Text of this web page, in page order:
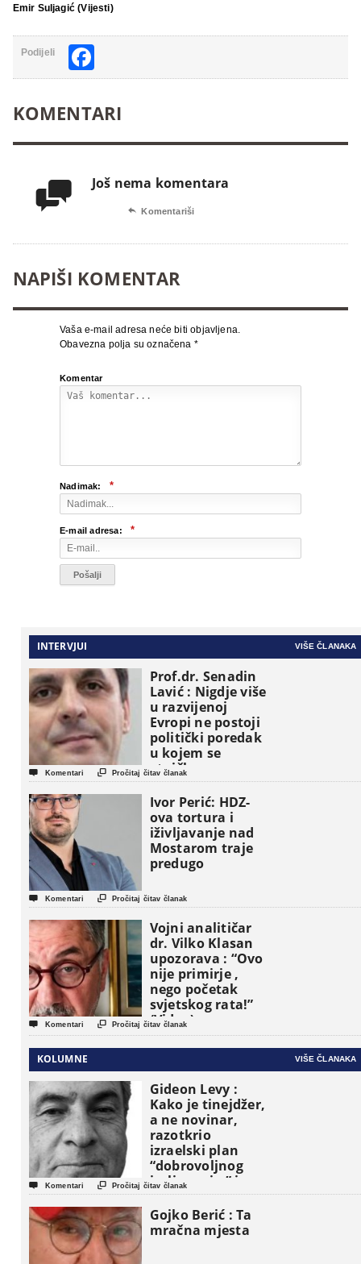
Emir Suljagić (Vijesti)
Podijeli
KOMENTARI
 Još nema komentara
 Komentariši
NAPIŠI KOMENTAR
Vaša e-mail adresa neće biti objavljena.
Obavezna polja su označena *
Komentar
Nadimak: *
E-mail adresa: *
INTERVJUI VIŠE ČLANAKA
Prof.dr. Senadin
Lavić : Nigdje više
u razvijenoj
Evropi ne postoji
politički poredak
u kojem se
etničke grupe
pojavljuju kao
osnovne
političke jedinice
 Komentari  Pročitaj čitav članak
Ivor Perić: HDZ-
ova tortura i
iživljavanje nad
Mostarom traje
predugo
 Komentari  Pročitaj čitav članak
Vojni analitičar
dr. Vilko Klasan
upozorava : “Ovo
nije primirje ,
nego početak
svjetskog rata!”
(Video)
 Komentari  Pročitaj čitav članak
KOLUMNE VIŠE ČLANAKA
Gideon Levy :
Kako je tinejdžer,
a ne novinar,
razotkrio
izraelski plan
“dobrovoljnog
iseljavanja ” iz
Gaze
 Komentari  Pročitaj čitav članak
Gojko Berić : Ta
mračna mjesta